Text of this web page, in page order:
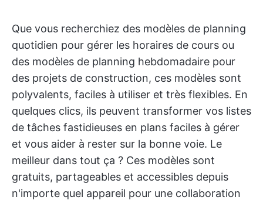
Que vous recherchiez des modèles de planning
quotidien pour gérer les horaires de cours ou
des modèles de planning hebdomadaire pour
des projets de construction, ces modèles sont
polyvalents, faciles à utiliser et très flexibles. En
quelques clics, ils peuvent transformer vos listes
de tâches fastidieuses en plans faciles à gérer
et vous aider à rester sur la bonne voie. Le
meilleur dans tout ça ? Ces modèles sont
gratuits, partageables et accessibles depuis
n'importe quel appareil pour une collaboration